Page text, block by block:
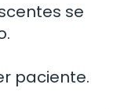
se
paciente.